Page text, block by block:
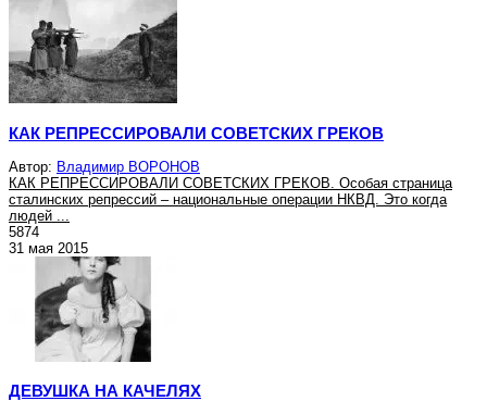
КАК РЕПРЕССИРОВАЛИ СОВЕТСКИХ ГРЕКОВ
Автор: Владимир ВОРОНОВ
КАК РЕПРЕССИРОВАЛИ СОВЕТСКИХ ГРЕКОВ. Особая страница
сталинских репрессий – национальные операции НКВД. Это когда
людей ...
5874
31 мая 2015
ДЕВУШКА НА КАЧЕЛЯХ